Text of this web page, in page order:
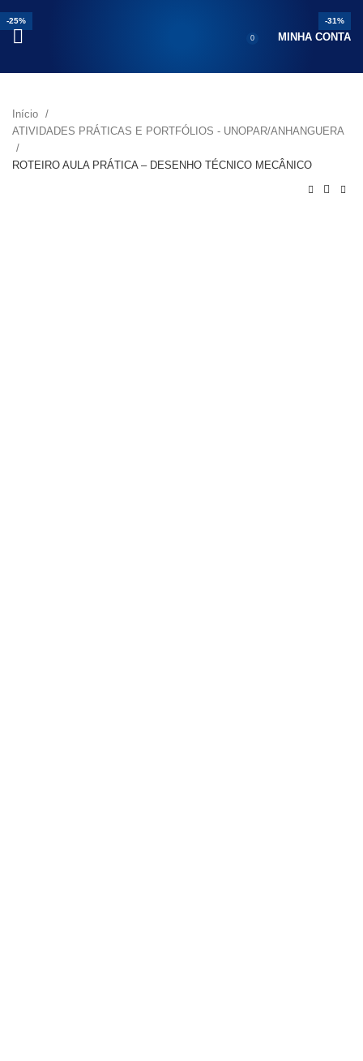
0 MINHA CONTA
Início
ATIVIDADES PRÁTICAS E PORTFÓLIOS - UNOPAR/ANHANGUERA
ROTEIRO AULA PRÁTICA – DESENHO TÉCNICO MECÂNICO
-31%
-25%
-25%
-17%
-25%
-25%